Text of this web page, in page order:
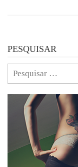
PESQUISAR
Pesquisar
por: